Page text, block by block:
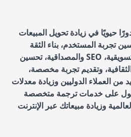
حيويًا في زيادة تحويل المبيعات
تجربة المستخدم، بناء الثقة
والمصداقية، تحسين SEO المحلي، تكييف الرسائل التسويقية،
وتقديم تجربة مخصصة،
العملاء الدوليين وزيادة معدلات
على خدمات ترجمة متخصصة